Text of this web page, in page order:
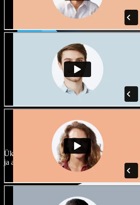
Lai valik mees- ja
aktsentidega
Ükski projekt ei pea kõlama ühtemoodi.
ja aktsentide hulgast ning kohanda neid.